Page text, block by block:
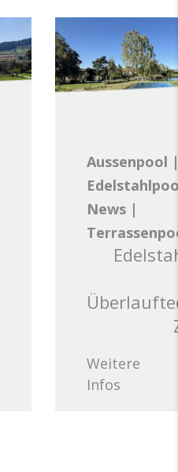
Aussenpool
News |
Weitere
Infos